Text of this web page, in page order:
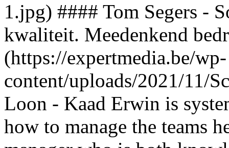
1.jpg) #### Tom Segers -
kwaliteit. Meedenkend
(https://expertmedia.be/wp-
content/uploads/2021/11/
Loon - Kaad Erwin is
how to manage the teams